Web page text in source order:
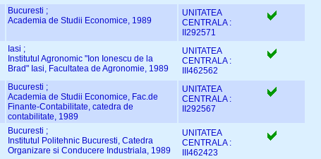
Bucuresti ;
Academia de Studii Economice, 1989
UNITATEA
CENTRALA :
II292571
Iasi ;
Institutul Agronomic "Ion Ionescu de la
Brad" Iasi, Facultatea de Agronomie, 1989
UNITATEA
CENTRALA :
III462562
Bucuresti ;
Academia de Studii Economice, Fac.de
Finante-Contabilitate, catedra de
contabilitate, 1989
UNITATEA
CENTRALA :
II292567
Bucuresti ;
Institutul Politehnic Bucuresti, Catedra
Organizare si Conducere Industriala, 1989
UNITATEA
CENTRALA :
III462423